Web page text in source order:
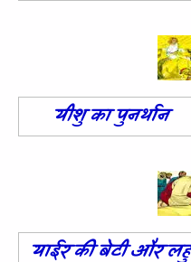
यीशु का पुनर्थान
याईर की बेटी और लहु